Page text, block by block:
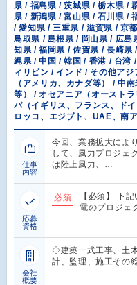
県 / 福島県 / 茨城県 / 栃木県 /
県 / 新潟県 / 富山県 / 石川県 /
/ 愛知県 / 三重県 / 滋賀県 / 京
鳥取県 / 島根県 / 岡山県 / 広島
知県 / 福岡県 / 佐賀県 / 長崎県
縄県 / 中国 / 韓国 / 香港 / 台湾
ィリピン / インド / その他ア
（アメリカ、カナダ等） / 中
等） / オセアニア（オースト
パ（イギリス、フランス、ド
ロッコ、エジプト、UAE、南
仕事
内容
今回、業務拡大によ
して、風力プロジェ
は陸上風力、…
応募
資格
必須
【必須】 下
電のプロジェ
会社
概要
◇建築一式工事、土
計、監理、施工その